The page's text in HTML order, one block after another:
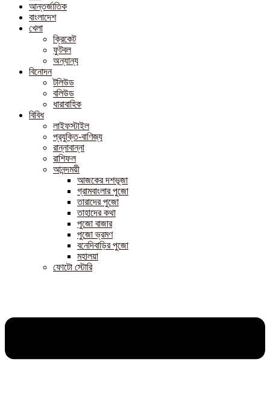
আন্তর্জাতিক
বাংলাদেশ
খেলা
ক্রিকেট
ফুটবল
অন্যান্য
বিনোদন
টলিউড
বলিউড
ধারাবাহিক
বিবিধ
লাইফস্টাইল
প্রযুক্তি-বাণিজ্য
রান্নাবান্না
রাশিফল
আনন্দময়ী
আজকের দশভূজা
গ্রামবাংলার পুজো
তারাদের পুজো
তাহাদের কথা
পুজো বাজার
পুজো ভ্রমণ
বনেদিবাড়ির পুজো
মহালয়া
ফোটো স্টোরি